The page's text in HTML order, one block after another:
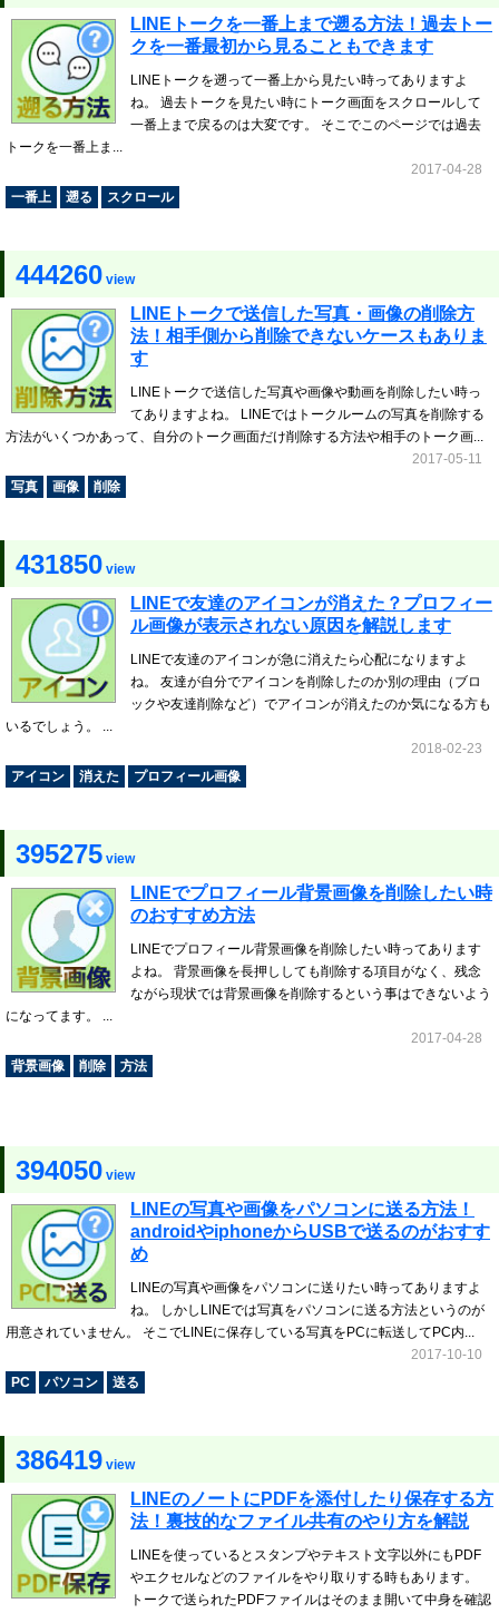
LINEトークを一番上まで遡る方法！過去トー
クを一番最初から見ることもできます
LINEトークを遡って一番上から見たい時ってありますよ
ね。 過去トークを見たい時にトーク画面をスクロールして
一番上まで戻るのは大変です。 そこでこのページでは過去
トークを一番上ま...
2017-04-28
一番上
遡る スクロール
444260 view
LINEトークで送信した写真・画像の削除方
法！相手側から削除できないケースもありま
す
LINEトークで送信した写真や画像や動画を削除したい時っ
てありますよね。 LINEではトークルームの写真を削除する
方法がいくつかあって、自分のトーク画面だけ削除する方法や相手のトーク画...
2017-05-11
写真
画像 削除
431850 view
LINEで友達のアイコンが消えた？プロフィー
ル画像が表示されない原因を解説します
LINEで友達のアイコンが急に消えたら心配になりますよ
ね。 友達が自分でアイコンを削除したのか別の理由（ブロ
ックや友達削除など）でアイコンが消えたのか気になる方も
いるでしょう。 ...
2018-02-23
アイコン
消えた プロフィール画像
395275 view
LINEでプロフィール背景画像を削除したい時
のおすすめ方法
LINEでプロフィール背景画像を削除したい時ってあります
よね。 背景画像を長押ししても削除する項目がなく、残念
ながら現状では背景画像を削除するという事はできないよう
になってます。 ...
2017-04-28
背景画像
削除 方法
394050 view
LINEの写真や画像をパソコンに送る方法！
androidやiphoneからUSBで送るのがおすす
め
LINEの写真や画像をパソコンに送りたい時ってありますよ
ね。 しかしLINEでは写真をパソコンに送る方法というのが
用意されていません。 そこでLINEに保存している写真をPCに転送してPC内...
2017-10-10
PC
パソコン 送る
386419 view
LINEのノートにPDFを添付したり保存する方
法！裏技的なファイル共有のやり方を解説
LINEを使っているとスタンプやテキスト文字以外にもPDF
やエクセルなどのファイルをやり取りする時もあります。
トークで送られたPDFファイルはそのまま開いて中身を確認